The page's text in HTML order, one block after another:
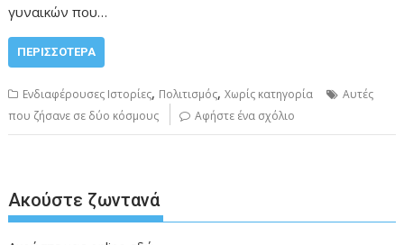
γυναικών που…
ΠΕΡΙΣΣΌΤΕΡΑ
Ενδιαφέρουσες Ιστορίες, Πολιτισμός,Χωρίς κατηγορία
Αυτές
που ζήσανε σε δύο κόσμους
Αφήστε ένα σχόλιο
Ακούστε ζωντανά